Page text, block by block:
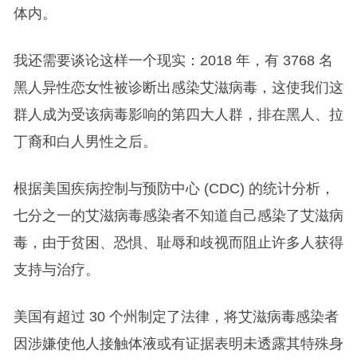
体内。
我还需要谈论这样一个现实：2018 年，有 3768 名
黑人异性恋女性被诊断出感染艾滋病毒，这使我们这
群人成为受该病毒影响的第四大人群，排在黑人、拉
丁裔和白人男性之后。
根据美国疾病控制与预防中心 (CDC) 的统计分析，
七分之一的艾滋病毒感染者不知道自己感染了艾滋病
毒，由于贫困、恐惧、耻辱和歧视而阻止许多人获得
支持与治疗。
美国有超过 30 个州制定了法律，将艾滋病毒感染者
因涉嫌使他人接触体液或有证据表明未透露其特殊身